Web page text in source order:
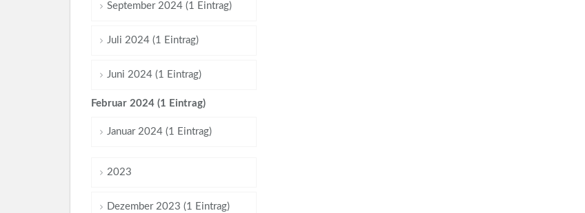
September 2024 (1 Eintrag)
Juli 2024 (1 Eintrag)
Juni 2024 (1 Eintrag)
Februar 2024 (1 Eintrag)
Januar 2024 (1 Eintrag)
2023
Dezember 2023 (1 Eintrag)